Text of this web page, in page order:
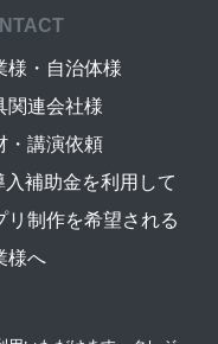
様・自治体様
関連会社様
・講演依頼
入補助金を利用して
リ制作を希望される
様へ